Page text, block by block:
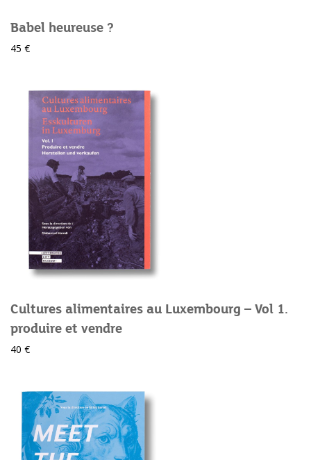
Babel heureuse ?
45 €
Cultures alimentaires au Luxembourg – Vol 1.
produire et vendre
40 €